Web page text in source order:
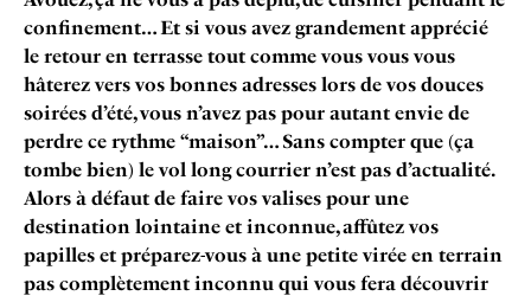
confinement… Et si vous avez grandement apprécié
le retour en terrasse tout comme vous vous vous
hâterez vers vos bonnes adresses lors de vos douces
soirées d’été, vous n’avez pas pour autant envie de
perdre ce rythme “maison”…Sans compter que (ça
tombe bien) le vol long courrier n’est pas d’actualité.
Alors à défaut de faire vos valises pour une
destination lointaine et inconnue, affûtez vos
papilles et préparez-vous à une petite virée en terrain
pas complètement inconnu qui vous fera découvrir